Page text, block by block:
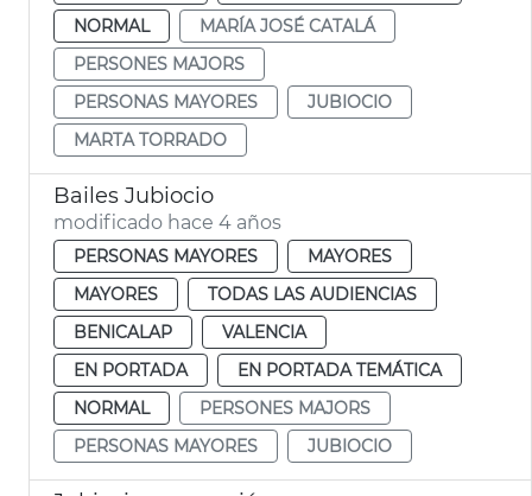
NORMAL
MARÍA JOSÉ CATALÁ
PERSONES MAJORS
PERSONAS MAYORES
JUBIOCIO
MARTA TORRADO
Bailes Jubiocio
modificado hace 4 años
PERSONAS MAYORES
MAYORES
MAYORES
TODAS LAS AUDIENCIAS
BENICALAP
VALENCIA
EN PORTADA
EN PORTADA TEMÁTICA
NORMAL
PERSONES MAJORS
PERSONAS MAYORES
JUBIOCIO